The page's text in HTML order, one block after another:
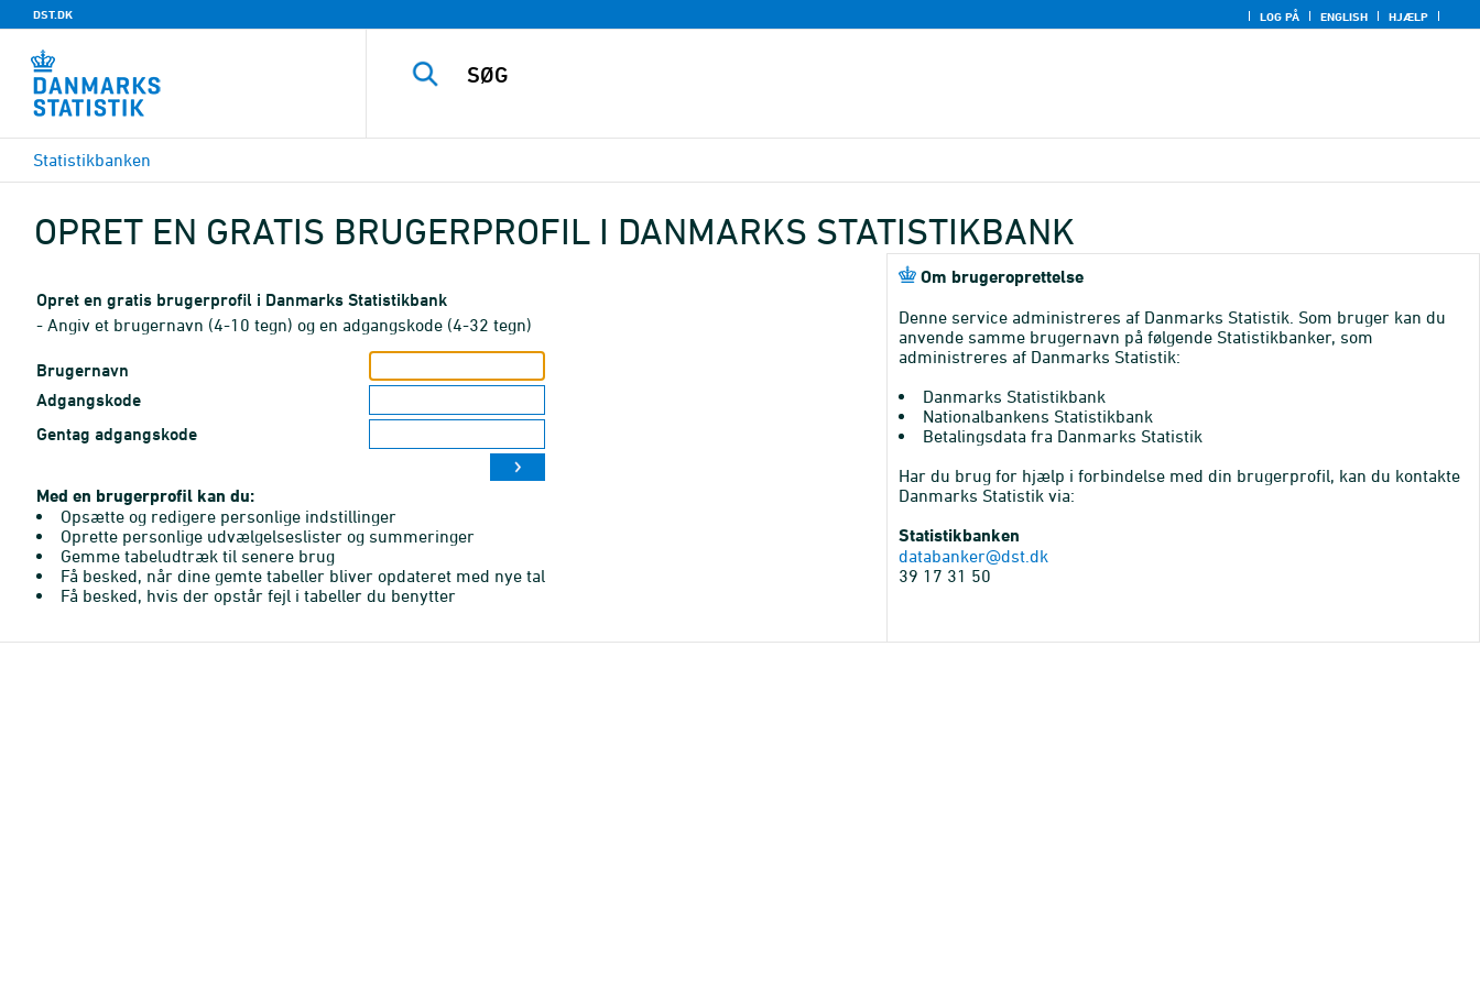
DST.DK LOG PÅ ENGLISH HJÆLP
Statistikbanken
OPRET EN GRATIS BRUGERPROFIL I DANMARKS STATISTIKBANK
Opret en gratis brugerprofil i Danmarks Statistikbank
- Angiv et brugernavn (4-10 tegn) og en adgangskode (4-32 tegn)
Brugernavn
Adgangskode
Gentag adgangskode
Med en brugerprofil kan du:
Opsætte og redigere personlige indstillinger
Oprette personlige udvælgelseslister og summeringer
Gemme tabeludtræk til senere brug
Få besked, når dine gemte tabeller bliver opdateret med nye tal
Få besked, hvis der opstår fejl i tabeller du benytter
Om brugeroprettelse
Denne service administreres af Danmarks Statistik. Som bruger kan du
anvende samme brugernavn på følgende Statistikbanker, som
administreres af Danmarks Statistik:
Danmarks Statistikbank
Nationalbankens Statistikbank
Betalingsdata fra Danmarks Statistik
Har du brug for hjælp i forbindelse med din brugerprofil, kan du kontakte
Danmarks Statistik via:
Statistikbanken
databanker@dst.dk
39 17 31 50